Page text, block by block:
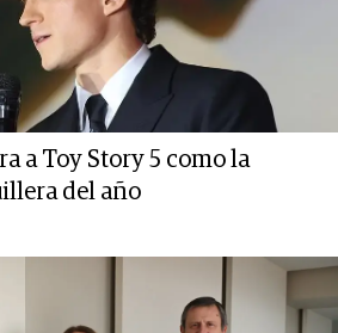
a Toy Story 5 como la
del año